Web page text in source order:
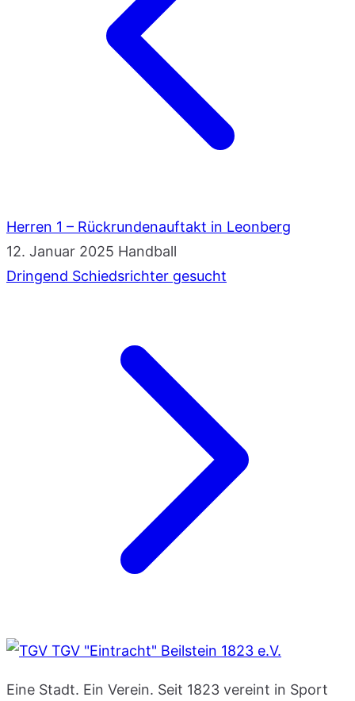
Herren 1 – Rückrundenauftakt in Leonberg
12. Januar 2025 Handball
Dringend Schiedsrichter gesucht
TGV "Eintracht" Beilstein 1823 e.V.
Eine Stadt. Ein Verein. Seit 1823 vereint in Sport